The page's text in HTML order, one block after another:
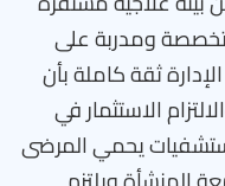
ومدربة على
ثقة كاملة بأن
الاستثمار في
يحمي المرضى